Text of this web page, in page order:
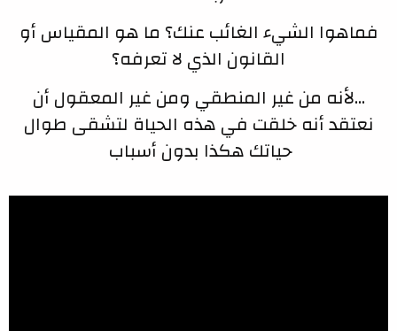
فماهوا الشيء الغائب عنك؟ ما هو المقياس أو
القانون الذي لا تعرفه؟
…لأنه من غير المنطقي ومن غير المعقول أن
نعتقد أنه خلقت في هذه الحياة لتشقى طوال
حياتك هكذا بدون أسباب